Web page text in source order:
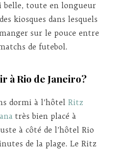
belle, toute en longueur
kiosques dans lesquels
sur le pouce entre
de futebol.
à Rio de Janeiro?
dormi à l’hôtelRitz
très bien placé à
à côté de l’hôtel Rio
de la plage. Le Ritz